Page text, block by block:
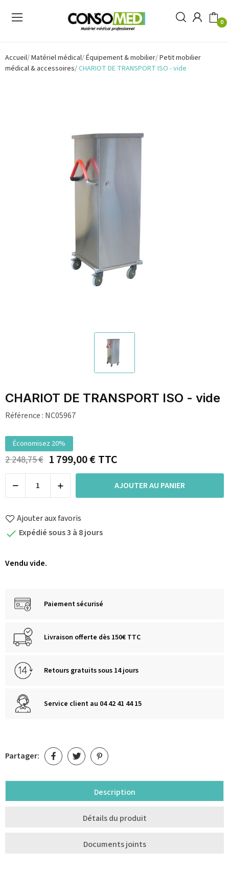
0
Accueil Matériel médical Équipement & mobilier Petit mobilier
médical & accessoires CHARIOT DE TRANSPORT ISO - vide
CHARIOT DE TRANSPORT ISO - vide
Référence : NC05967
Économisez 20%
2 248,75 € 1 799,00 €TTC
AJOUTER AU PANIER
Ajouter aux favoris
 Expédié sous 3 à 8 jours
Vendu vide.
Paiement sécurisé
Livraison offerte dès 150€ TTC
Retours gratuits sous 14 jours
Service client au 04 42 41 44 15
Partager:
Description
Détails du produit
Documents joints